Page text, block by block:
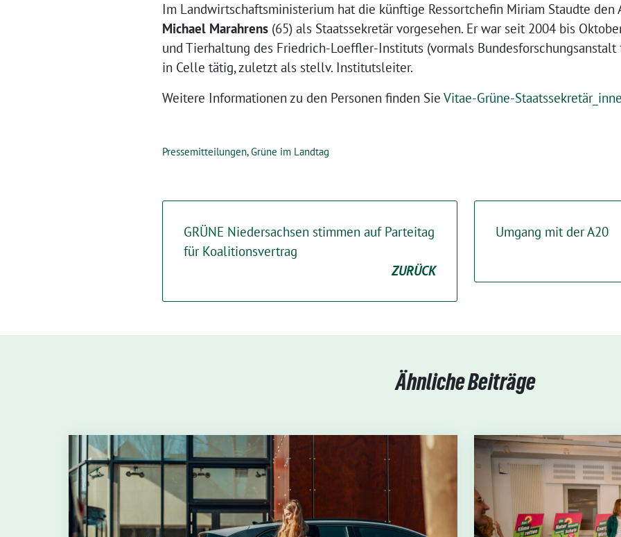
Im Landwirtschaftsministerium hat die künftige Ressortchefin Miriam Staudte den
Michael Marahrens (65) als Staatssekretär vorgesehen. Er war seit 2004 bis
und Tierhaltung des Friedrich-Loeffler-Instituts (vormals
in Celle tätig, zuletzt als stellv. Institutsleiter.
Weitere Informationen zu den Personen finden Sie Vitae-Grüne-
Pressemitteilungen,Grüne im Landtag
GRÜNE Niedersachsen stimmen auf Parteitag
für Koalitionsvertrag
ZURÜCK
Umgang mit der A20
Ähnliche Beiträge